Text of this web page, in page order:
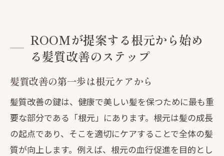
ROOMが提案する根元から始め
る髪質改善のステップ
髪質改善の第一歩は根元ケアから
髪質改善の鍵は、健康で美しい髪を保つために最も重
要な部分である「根元」にあります。根元は髪の成長
の起点であり、そこを適切にケアすることで全体の髪
質が向上します。例えば、根元の血行促進を目的とし